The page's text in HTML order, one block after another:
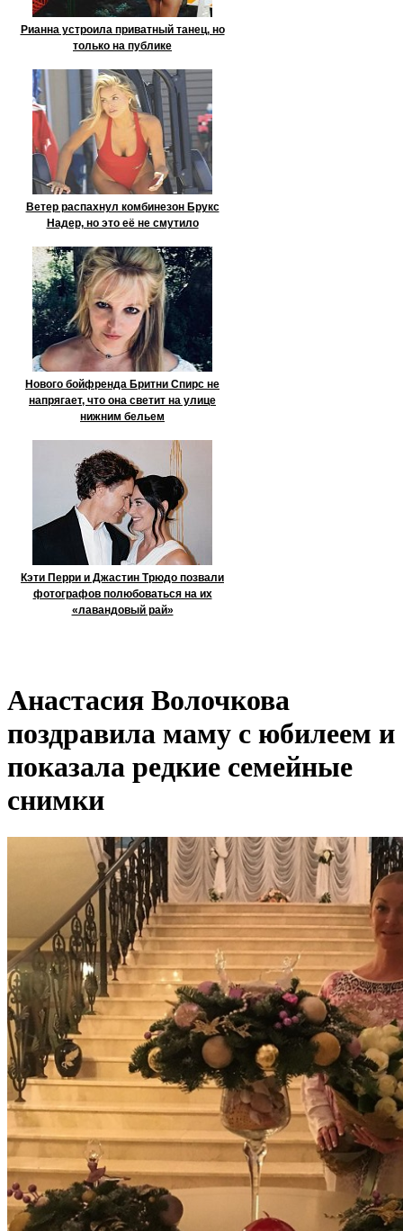
Рианна устроила приватный танец, но
только на публике
Ветер распахнул комбинезон Брукс
Надер, но это её не смутило
Нового бойфренда Бритни Спирс не
напрягает, что она светит на улице
нижним бельем
Кэти Перри и Джастин Трюдо позвали
фотографов полюбоваться на их
«лавандовый рай»
Анастасия Волочкова
поздравила маму с юбилеем и
показала редкие семейные
снимки